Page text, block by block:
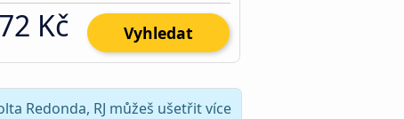
Kč Vyhledat
Redonda, RJ můžeš ušetřit více